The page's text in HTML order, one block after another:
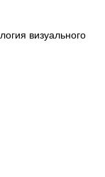
визуального